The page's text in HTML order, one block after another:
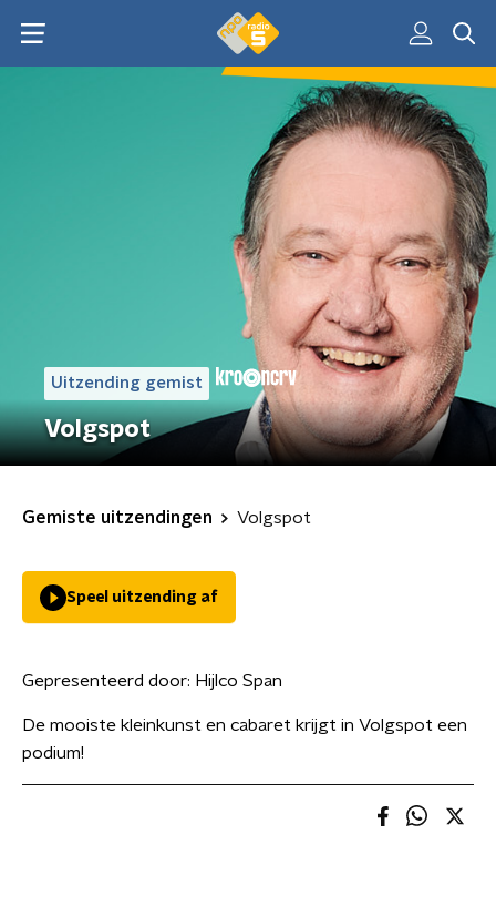
Uitzending gemist
Volgspot
Gemiste uitzendingen Volgspot
Speel uitzending af
Gepresenteerd door: Hijlco Span
De mooiste kleinkunst en cabaret krijgt in Volgspot een
podium!